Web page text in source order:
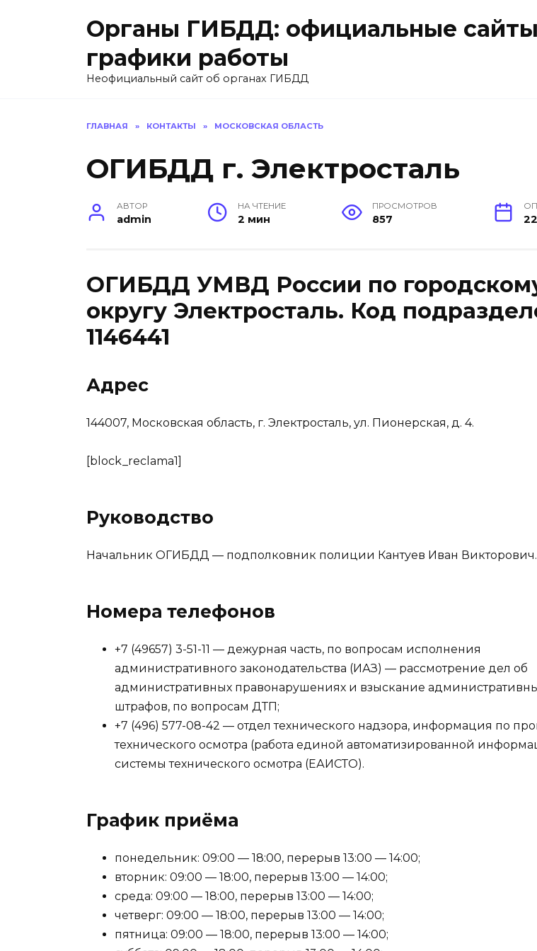
Органы ГИБДД: официальные
графики работы
Неофициальный сайт об органах ГИБДД
ГЛАВНАЯ » КОНТАКТЫ » МОСКОВСКАЯ ОБЛАСТЬ
ОГИБДД г. Электросталь
АВТОР
admin
НА ЧТЕНИЕ
2 мин
ПРОСМОТРОВ
857
ОГИБДД УМВД России по
округу Электросталь. Код
1146441
Адрес
144007, Московская область, г. Электросталь, ул. Пионерская, д. 4.
[block_reclama1]
Руководство
Начальник ОГИБДД — подполковник полиции Кантуев Иван Викторович.
Номера телефонов
+7 (49657) 3-51-11 — дежурная часть, по вопросам исполнения
административного законодательства (ИАЗ) — рассмотрение дел об
административных правонарушениях и взыскание
штрафов, по вопросам ДТП;
+7 (496) 577-08-42 — отдел технического надзора, информация по
технического осмотра (работа единой автоматизированной
системы технического осмотра (ЕАИСТО).
График приёма
понедельник: 09:00 — 18:00, перерыв 13:00 — 14:00;
вторник: 09:00 — 18:00, перерыв 13:00 — 14:00;
среда: 09:00 — 18:00, перерыв 13:00 — 14:00;
четверг: 09:00 — 18:00, перерыв 13:00 — 14:00;
пятница: 09:00 — 18:00, перерыв 13:00 — 14:00;